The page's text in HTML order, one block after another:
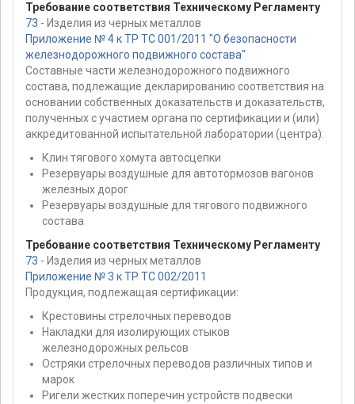
Требование соответствия Техническому Регламенту
73 - Изделия из черных металлов
Приложение № 4 к ТР ТС 001/2011 "О безопасности
железнодорожного подвижного состава"
Составные части железнодорожного подвижного
состава, подлежащие декларированию соответствия на
основании собственных доказательств и доказательств,
полученных с участием органа по сертификации и (или)
аккредитованной испытательной лаборатории (центра):
Клин тягового хомута автосцепки
Резервуары воздушные для автотормозов вагонов
железных дорог
Резервуары воздушные для тягового подвижного
состава
Требование соответствия Техническому Регламенту
73 - Изделия из черных металлов
Приложение № 3 к ТР ТС 002/2011
Продукция, подлежащая сертификации:
Крестовины стрелочных переводов
Накладки для изолирующих стыков
железнодорожных рельсов
Остряки стрелочных переводов различных типов и
марок
Ригели жестких поперечин устройств подвески